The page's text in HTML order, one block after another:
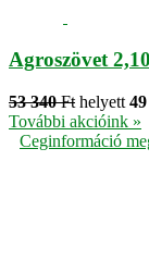
Agroszövet
53 340 Ft helyett
További akcióink »
Ceginformáció